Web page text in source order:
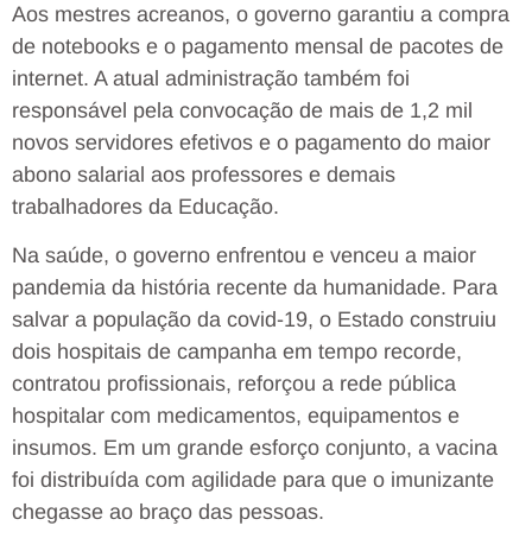
Aos mestres acreanos, o governo garantiu a compra
de notebooks e o pagamento mensal de pacotes de
internet. A atual administração também foi
responsável pela convocação de mais de 1,2 mil
novos servidores efetivos e o pagamento do maior
abono salarial aos professores e demais
trabalhadores da Educação.
Na saúde, o governo enfrentou e venceu a maior
pandemia da história recente da humanidade. Para
salvar a população da covid-19, o Estado construiu
dois hospitais de campanha em tempo recorde,
contratou profissionais, reforçou a rede pública
hospitalar com medicamentos, equipamentos e
insumos. Em um grande esforço conjunto, a vacina
foi distribuída com agilidade para que o imunizante
chegasse ao braço das pessoas.